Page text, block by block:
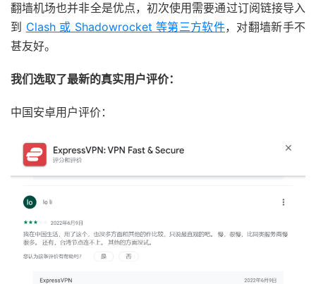
翻墙机场也并非全是优点，初次使用需要通过订阅链接导入
到 Clash 或 Shadowrocket 等第三方软件，对翻墙新手不
甚友好。
我们选取了最新的真实用户评价：
中国安卓用户评价：